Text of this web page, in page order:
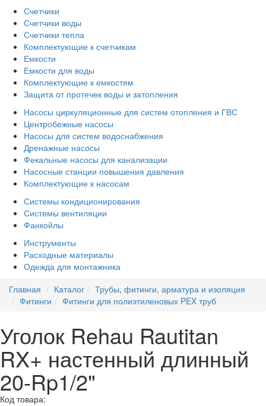
Счетчики
Счетчики воды
Счетчики тепла
Комплектующие к счетчикам
Емкости
Емкости для воды
Комплектующие к емкостям
Защита от протечек воды и затопления
Насосы циркуляционные для систем отопления и ГВС
Центробежные насосы
Насосы для систем водоснабжения
Дренажные насосы
Фекальные насосы для канализации
Насосные станции повышения давления
Комплектующие к насосам
Системы кондиционирования
Системы вентиляции
Фанкойлы
Инструменты
Расходные материалы
Одежда для монтажника
Главная
Каталог
Трубы, фитинги, арматура и изоляция
Фитинги
Фитинги для полиэтиленовых PEX труб
Уголок Rehau Rautitan
RX+ настенный длинный
20-Rp1/2"
Код товара: